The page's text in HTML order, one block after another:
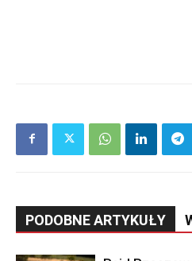
PODOBNE ARTYKUŁY